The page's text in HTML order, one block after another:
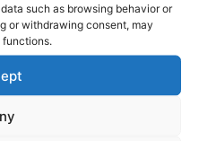
such as browsing behavior or
or withdrawing consent, may
ΕΙΔΗΣΕΙΣ ΠΑΟΚ